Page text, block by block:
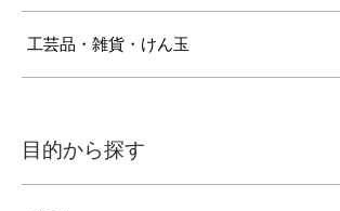
工芸品・雑貨・けん玉
目的から探す